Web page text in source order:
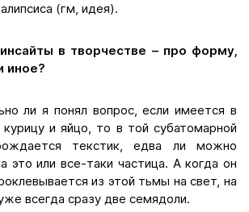
(гм, идея).
в творчестве – про форму,
иное?
ли я понял вопрос, если имеется в
и яйцо, то в той субатомарной
текстик, едва ли можно
это или все-таки частица. А когда он
из этой тьмы на свет, на
всегда сразу две семядоли.